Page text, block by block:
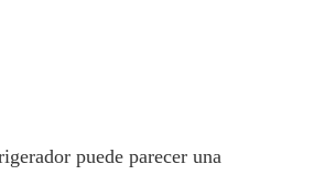
puede parecer una